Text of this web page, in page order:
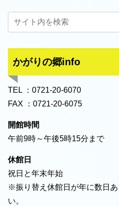
かがりの郷info
TEL ：0721-20-6070
FAX ：0721-20-6075
開館時間
午前9時～午後5時15分まで
休館日
祝日と年末年始
※振り替え休館日が年に数日
い。